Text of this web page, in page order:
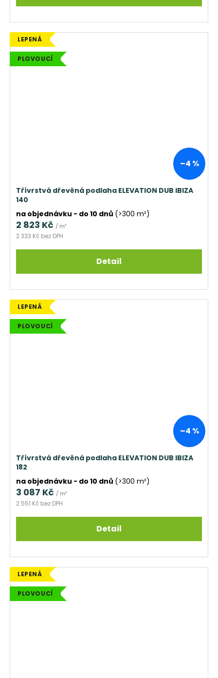
LEPENÁ
PLOVOUCÍ
–4 %
Třívrstvá dřevěná podlaha ELEVATION DUB IBIZA
140
na objednávku - do 10 dnů (>300 m²)
2 333 Kč bez DPH
2 823 Kč / m²
Detail
LEPENÁ
PLOVOUCÍ
–4 %
Třívrstvá dřevěná podlaha ELEVATION DUB IBIZA
182
na objednávku - do 10 dnů (>300 m²)
2 551 Kč bez DPH
3 087 Kč / m²
Detail
LEPENÁ
PLOVOUCÍ